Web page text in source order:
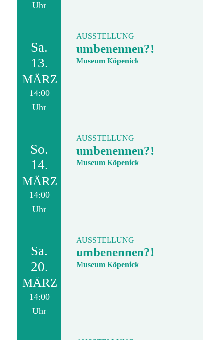
Uhr
Sa.
13.
MÄRZ
14:00
Uhr
AUSSTELLUNG
umbenennen?!
Museum Köpenick
So.
14.
MÄRZ
14:00
Uhr
AUSSTELLUNG
umbenennen?!
Museum Köpenick
Sa.
20.
MÄRZ
14:00
Uhr
AUSSTELLUNG
umbenennen?!
Museum Köpenick